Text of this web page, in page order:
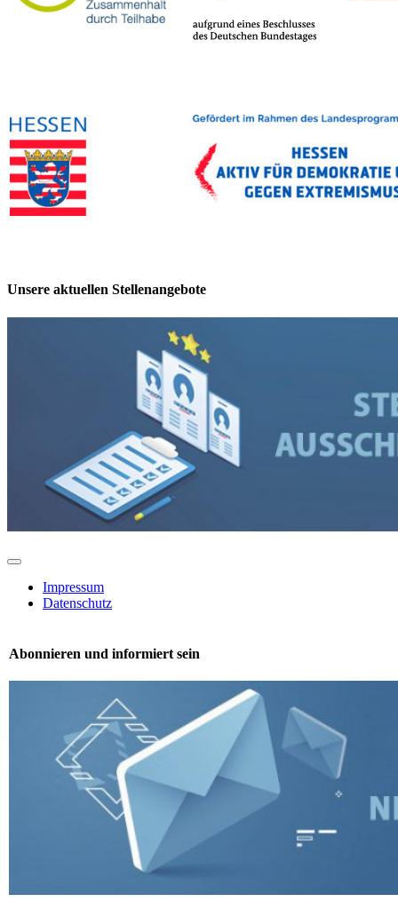
Unsere aktuellen Stellenangebote
Toggle
NavigationImpressum
Datenschutz
Abonnieren und informiert sein